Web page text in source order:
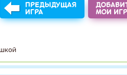
ПРЕДЫДУЩАЯ
ИГРА
МОИ